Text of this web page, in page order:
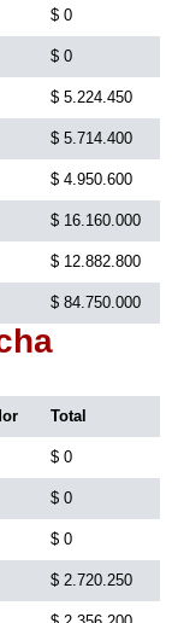
$ 0
$ 0
$ 5.224.450
$ 5.714.400
$ 4.950.600
$ 16.160.000
$ 12.882.800
$ 84.750.000
Total
$ 0
$ 0
$ 0
$ 2.720.250